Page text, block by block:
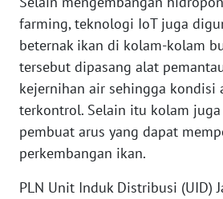
farming, teknologi IoT juga
beternak ikan di kolam-kolam
tersebut dipasang alat
kejernihan air sehingga kondisi
terkontrol. Selain itu kolam
pembuat arus yang dapat
perkembangan ikan.
PLN Unit Induk Distribusi (UID)
WN
BENGKULU
WN
LAMPUNG
WN